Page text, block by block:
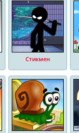
Стикмен